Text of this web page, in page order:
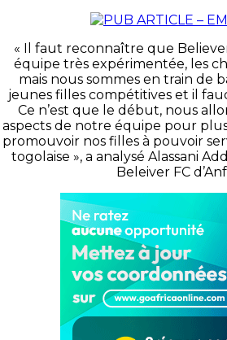
« Il faut reconnaître que
équipe très expérimentée, les
mais nous sommes en train de
jeunes filles compétitives et il
Ce n’est que le début, nous
aspects de notre équipe pour
promouvoir nos filles à pouvoir
togolaise », a analysé Alassani
Beleiver FC